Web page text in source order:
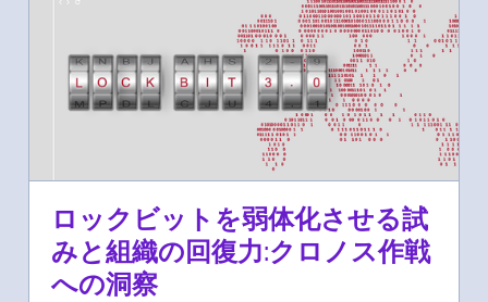
ロックビットを弱体化させる試
みと組織の回復力:クロノス作戦
への洞察